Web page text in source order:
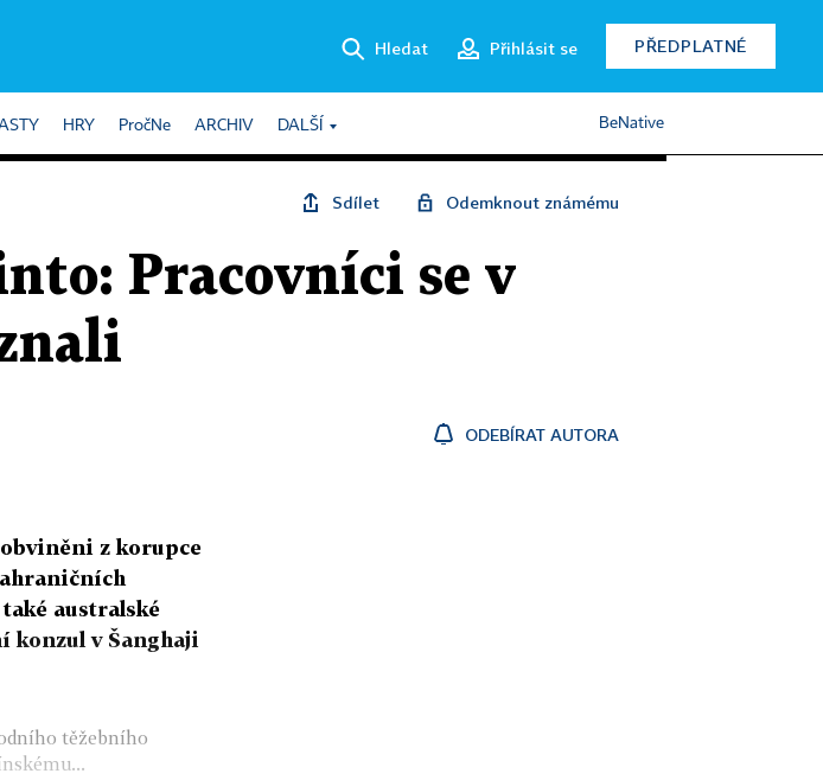
Hledat Přihlásit se PŘEDPLATNÉ
HRY PročNe ARCHIV DALŠÍ BeNative
Sdílet Odemknout známému
Pracovníci se v
ODEBÍRAT AUTORA
z korupce
australské
konzul v Šanghaji
těžebního